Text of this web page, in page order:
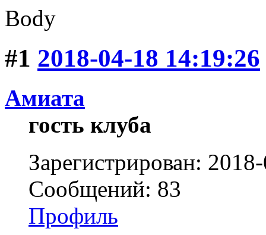
Body
#1 2018-04-18 14:19:26
Амиата
гость клуба
Зарегистрирован:
Сообщений: 83
Профиль